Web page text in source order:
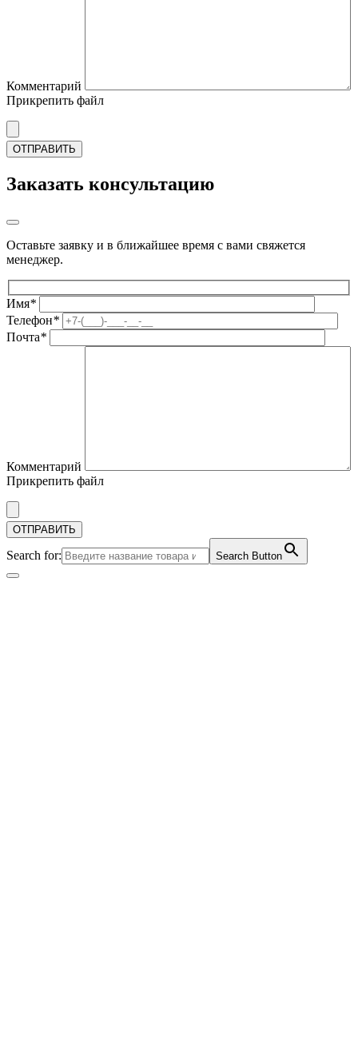
Комментарий
Прикрепить файл
Заказать консультацию
Оставьте заявку и в ближайшее время с вами свяжется
менеджер.
Имя*
Телефон*
Почта*
Комментарий
Прикрепить файл
Search for: Search Button